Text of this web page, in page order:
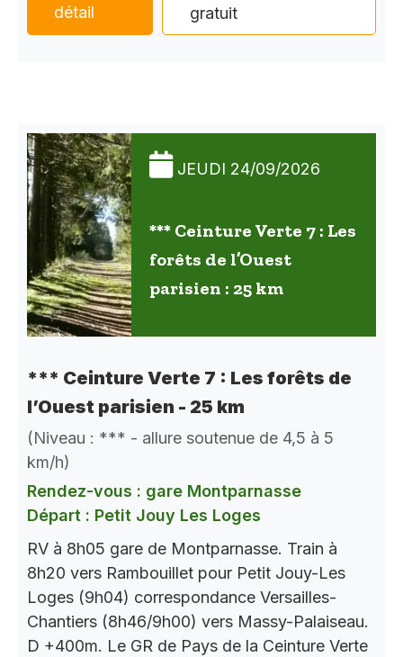
détail
gratuit
JEUDI 24/09/2026
*** Ceinture Verte 7 : Les
forêts de l’Ouest
parisien : 25 km
*** Ceinture Verte 7 : Les forêts de
l’Ouest parisien - 25 km
(Niveau : *** - allure soutenue de 4,5 à 5
km/h)
Rendez-vous : gare Montparnasse
Départ : Petit Jouy Les Loges
RV à 8h05 gare de Montparnasse. Train à
8h20 vers Rambouillet pour Petit Jouy-Les
Loges (9h04) correspondance Versailles-
Chantiers (8h46/9h00) vers Massy-Palaiseau.
D +400m. Le GR de Pays de la Ceinture Verte